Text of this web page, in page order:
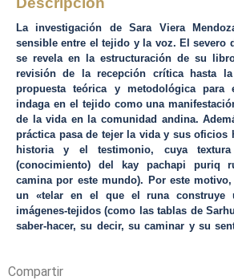
La investigación de Sara Viera
sensible entre el tejido y la voz. El severo
se revela en la estructuración de su
revisión de la recepción crítica hasta
propuesta teórica y metodológica para
indaga en el tejido como una
de la vida en la comunidad andina.
práctica pasa de tejer la vida y sus oficios
historia y el testimonio, cuya
(conocimiento) del kay pachapi puriq
camina por este mundo). Por este
un «telar en el que el runa construye
imágenes-tejidos (como las tablas de
saber-hacer, su decir, su caminar y su
una perspectiva culturalista, revela la
Compartir